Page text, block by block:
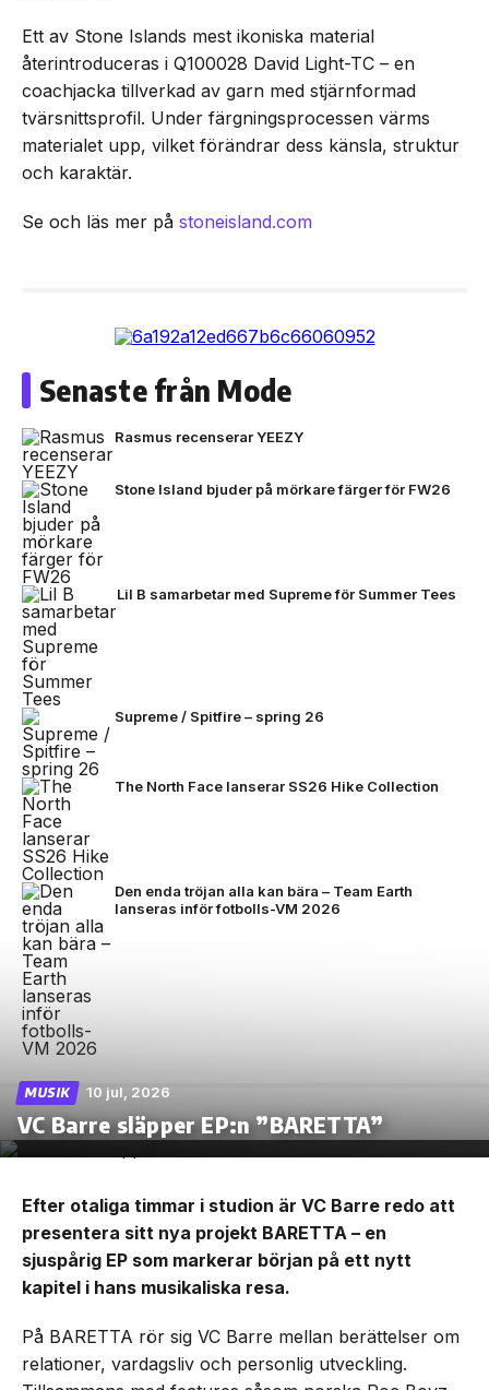
Ett av Stone Islands mest ikoniska material
återintroduceras i Q100028 David Light-TC – en
coachjacka tillverkad av garn med stjärnformad
tvärsnittsprofil. Under färgningsprocessen värms
materialet upp, vilket förändrar dess känsla, struktur
och karaktär.
Se och läs mer på stoneisland.com
Senaste från Mode
Rasmus recenserar YEEZY
Stone Island bjuder på mörkare färger för FW26
Lil B samarbetar med Supreme för Summer Tees
Supreme / Spitfire – spring 26
The North Face lanserar SS26 Hike Collection
Den enda tröjan alla kan bära – Team Earth
lanseras inför fotbolls-VM 2026
MUSIK 10 jul, 2026
VC Barre släpper EP:n ”BARETTA”
Efter otaliga timmar i studion är VC Barre redo att
presentera sitt nya projekt BARETTA – en
sjuspårig EP som markerar början på ett nytt
kapitel i hans musikaliska resa.
På BARETTA rör sig VC Barre mellan berättelser om
relationer, vardagsliv och personlig utveckling.